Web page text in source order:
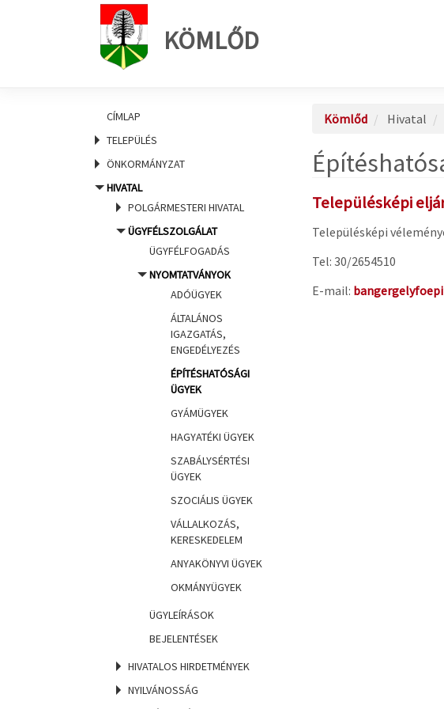
KÖMLŐD
CÍMLAP
TELEPÜLÉS
ÖNKORMÁNYZAT
HIVATAL
POLGÁRMESTERI HIVATAL
ÜGYFÉLSZOLGÁLAT
ÜGYFÉLFOGADÁS
NYOMTATVÁNYOK
ADÓÜGYEK
ÁLTALÁNOS
IGAZGATÁS,
ENGEDÉLYEZÉS
ÉPÍTÉSHATÓSÁGI
ÜGYEK
GYÁMÜGYEK
HAGYATÉKI ÜGYEK
SZABÁLYSÉRTÉSI
ÜGYEK
SZOCIÁLIS ÜGYEK
VÁLLALKOZÁS,
KERESKEDELEM
ANYAKÖNYVI ÜGYEK
OKMÁNYÜGYEK
ÜGYLEÍRÁSOK
BEJELENTÉSEK
HIVATALOS HIRDETMÉNYEK
NYILVÁNOSSÁG
Kömlőd Hivatal
Településképi
Településképi
Tel: 30/2654510
E-mail: